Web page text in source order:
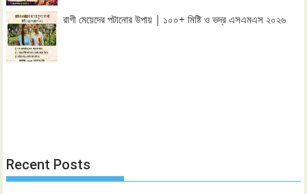
রাগী মেয়েদের পটানোর উপায় | ১০০+ মিষ্টি ও ভদ্র এসএমএস ২০২৬
Recent Posts